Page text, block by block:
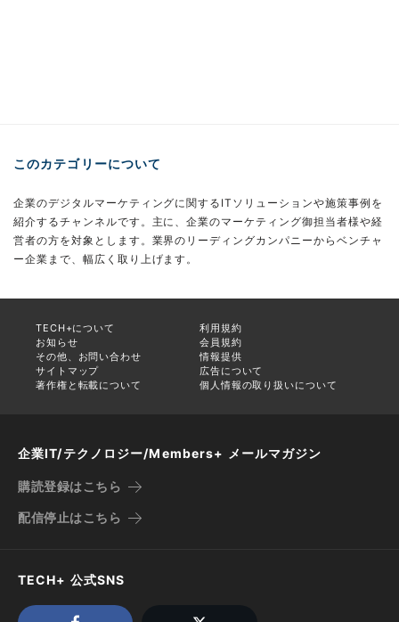
このカテゴリーについて
企業のデジタルマーケティングに関するITソリューションや施策事例を
紹介するチャンネルです。主に、企業のマーケティング御担当者様や経
営者の方を対象とします。業界のリーディングカンパニーからベンチャ
ー企業まで、幅広く取り上げます。
TECH+について
利用規約
お知らせ
会員規約
その他、お問い合わせ
情報提供
サイトマップ
広告について
著作権と転載について
個人情報の取り扱いについて
企業IT/テクノロジー/Members+ メールマガジン
購読登録はこちら
配信停止はこちら
TECH+ 公式SNS